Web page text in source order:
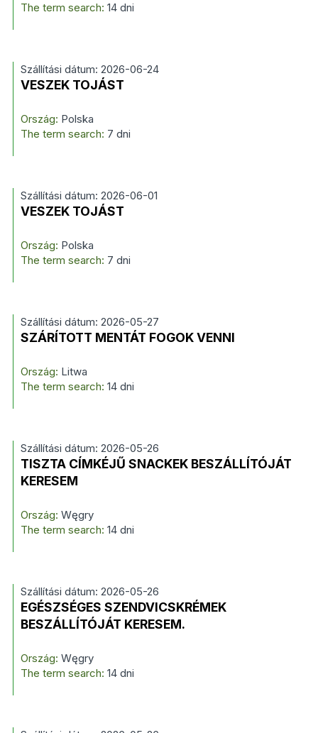
The term search: 14 dni
Szállítási dátum: 2026-06-24
VESZEK TOJÁST
Ország: Polska
The term search: 7 dni
Szállítási dátum: 2026-06-01
VESZEK TOJÁST
Ország: Polska
The term search: 7 dni
Szállítási dátum: 2026-05-27
SZÁRÍTOTT MENTÁT FOGOK VENNI
Ország: Litwa
The term search: 14 dni
Szállítási dátum: 2026-05-26
TISZTA CÍMKÉJŰ SNACKEK BESZÁLLÍTÓJÁT
KERESEM
Ország: Węgry
The term search: 14 dni
Szállítási dátum: 2026-05-26
EGÉSZSÉGES SZENDVICSKRÉMEK
BESZÁLLÍTÓJÁT KERESEM.
Ország: Węgry
The term search: 14 dni